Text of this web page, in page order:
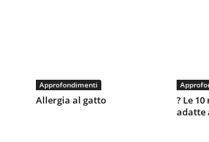
Approfondimenti
Allergia al gatto
? Le
adatte